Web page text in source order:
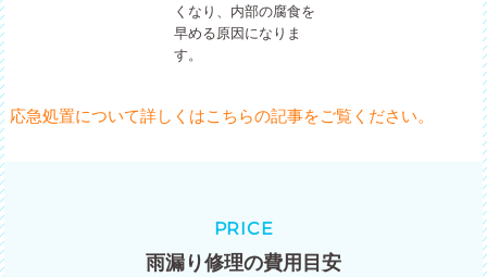
くなり、内部の腐食を
早める原因になりま
す。
応急処置について詳しくはこちらの記事をご覧ください。
雨漏り修理の費用目安
PRICE